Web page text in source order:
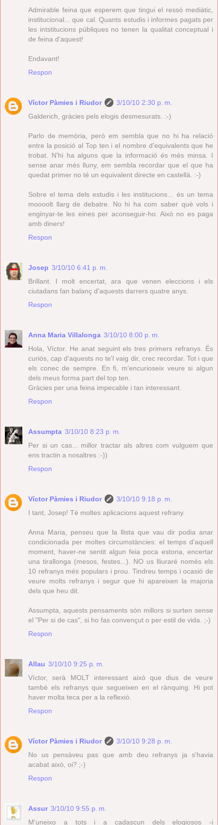
Admirable feina que esperem que tingui el ressò mediàtic,
institucional... que cal. Quants estudis i informes pagats per
les intstitucions públiques no tenen la qualitat conceptual i
de feina d'aquest!
Endavant!
Respon
Víctor Pàmies i Riudor
3/10/10 2:30 p. m.
Galderich, gràcies pels elogis desmesurats. :-)
Parlo de memòria, però em sembla que no hi ha relació
entre la posició al Top ten i el nombre d'equivalents que he
trobat. N'hi ha alguns que la informació és més minsa. I
sense anar més lluny, em sembla recordar que el que ha
quedat primer no té un equivalent directe en castellà. :-)
Sobre el tema dels estudis i les institucions... és un tema
moooolt llarg de debatre. No hi ha com saber què vols i
enginyar-te les eines per aconseguir-ho. Això no es paga
amb diners!
Respon
Josep 3/10/10 6:41 p. m.
Brillant. I molt encertat, ara que venen eleccions i els
ciutadans fan balanç d'aquests darrers quatre anys.
Respon
Anna Maria Villalonga 3/10/10 8:00 p. m.
Hola, Víctor. He anat seguint els tres primers refranys. És
curiós, cap d'aquests no te'l vaig dir, crec recordar. Tot i que
els conec de sempre. En fi, m'encurioseix veure si algun
dels meus forma part del top ten.
Gràcies per una feina impecable i tan interessant.
Respon
Assumpta 3/10/10 8:23 p. m.
Per si un cas... millor tractar als altres com vulguem que
ens tractin a nosaltres :-))
Respon
Víctor Pàmies i Riudor
3/10/10 9:18 p. m.
I tant, Josep! Té moltes aplicacions aquest refrany.
Anna Maria, penseu que la llista que vau dir podia anar
condicionada per moltes circumstàncies: el temps d'aquell
moment, haver-ne sentit algun feia poca estona, encertar
una tirallonga (mesos, festes...). NO us lliuraré només els
10 refranys més populars i prou. Tindreu temps i ocasió de
veure molts refranys i segur que hi apareixen la majoria
dels que heu dit.
Assumpta, aquests pensaments són millors si surten sense
el "Per si de cas", si ho fas convençut o per estil de vida. ;-)
Respon
Allau 3/10/10 9:25 p. m.
Víctor, serà MOLT interessant això que dius de veure
també els refranys que segueixen en el rànquing. Hi pot
haver molta teca per a la reflexió.
Respon
Víctor Pàmies i Riudor
3/10/10 9:28 p. m.
No us pensàveu pas que amb deu refranys ja s'havia
acabat això, oi? ;-)
Respon
Assur 3/10/10 9:55 p. m.
M'uneixo a tots i a cadascun dels elogiosos -i